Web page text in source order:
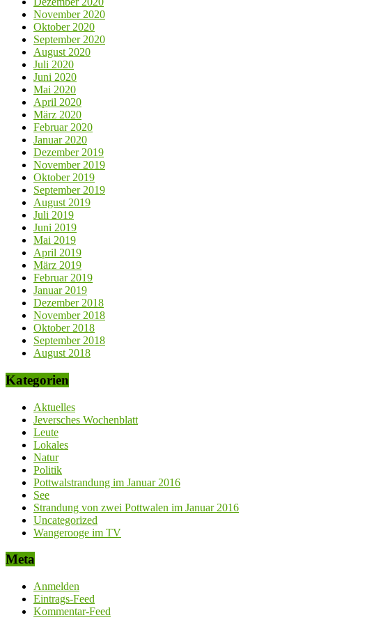
November 2020
Oktober 2020
September 2020
August 2020
Juli 2020
Juni 2020
Mai 2020
April 2020
März 2020
Februar 2020
Januar 2020
Dezember 2019
November 2019
Oktober 2019
September 2019
August 2019
Juli 2019
Juni 2019
Mai 2019
April 2019
März 2019
Februar 2019
Januar 2019
Dezember 2018
November 2018
Oktober 2018
September 2018
August 2018
Kategorien
Aktuelles
Jeversches Wochenblatt
Leute
Lokales
Natur
Politik
Pottwalstrandung im Januar 2016
See
Strandung von zwei Pottwalen im Januar 2016
Uncategorized
Wangerooge im TV
Meta
Anmelden
Eintrags-Feed
Kommentar-Feed